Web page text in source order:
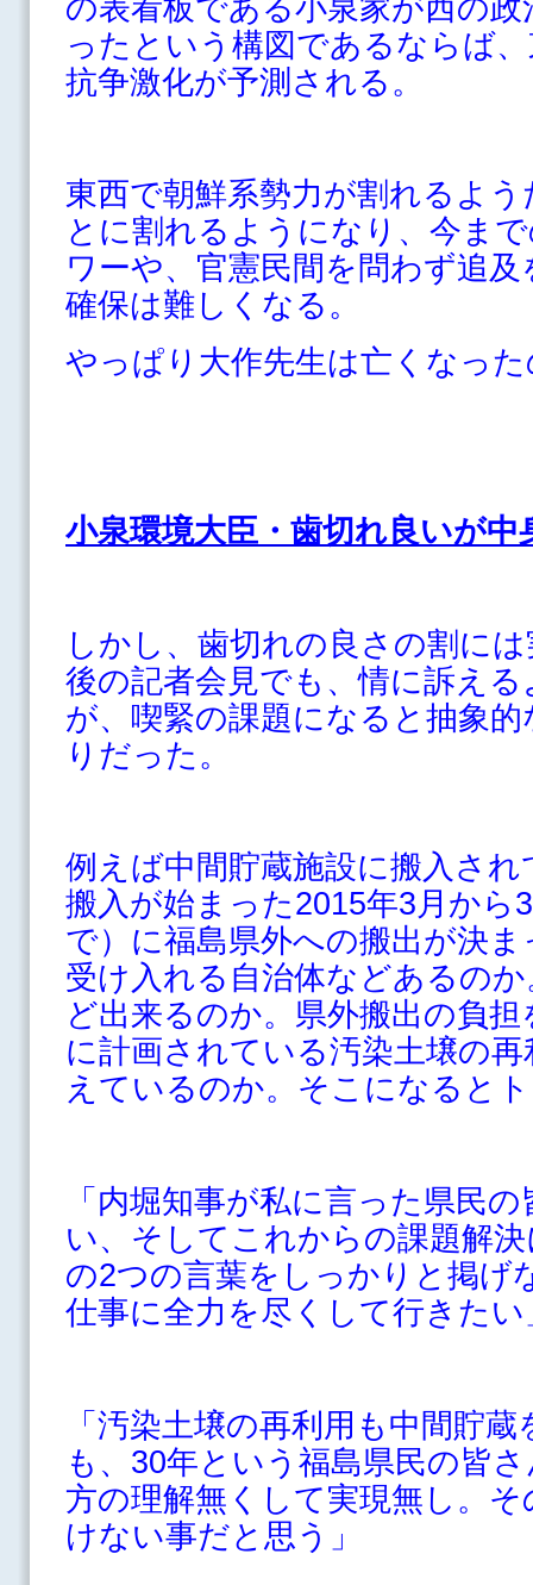
ったという構図であるならば
抗争激化が予測される。
東西で朝鮮系勢力が割れるよ
とに割れるようになり、今ま
ワーや、官憲民間を問わず追
確保は難しくなる。
やっぱり大作先生は亡くなっ
小泉環境大臣・歯切れ良いが中
しかし、歯切れの良さの割に
後の記者会見でも、情に訴え
が、喫緊の課題になると抽象
りだった。
例えば中間貯蔵施設に搬入さ
搬入が始まった2015年3月から
で）に福島県外への搬出が決
受け入れる自治体などあるの
ど出来るのか。県外搬出の負
に計画されている汚染土壌の
えているのか。そこになると
「内堀知事が私に言った県民
い、そしてこれからの課題解
の2つの言葉をしっかりと掲げ
仕事に全力を尽くして行きたい
「汚染土壌の再利用も中間貯
も、30年という福島県民の皆
方の理解無くして実現無し。
けない事だと思う」